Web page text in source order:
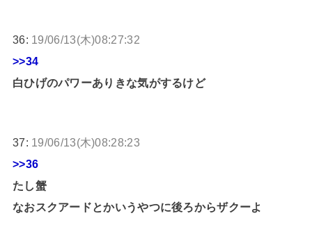
36: 19/06/13(木)08:27:32
>>34
白ひげのパワーありきな気がするけど
37: 19/06/13(木)08:28:23
>>36
たし蟹
なおスクアードとかいうやつに後ろからザクーよ